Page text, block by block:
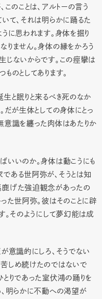
このことは、アルトーの言う
て、それは明らかに踊るた
に思われます。身体を掘り
りません。身体の縁をかろう
じないからです。この痙攣は
のとしてあります。
と眠りと来るべき死のなか
だが生体としての身体にとっ
意識を纏った肉体はあたりか
いいのか。身体は動こうにも
ある世阿弥が、そうとは知
げた強迫観念があったの
た世阿弥。彼はそのことに辟
。そのようにして夢幻能は成
意識的にしろ、そうでない
しめ続けたのではないで
りであった室伏鴻の踊りを
、明らかに不動への渇望が